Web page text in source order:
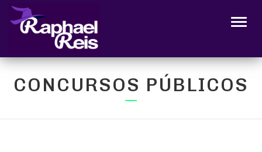
CONCURSOS PÚBLICOS